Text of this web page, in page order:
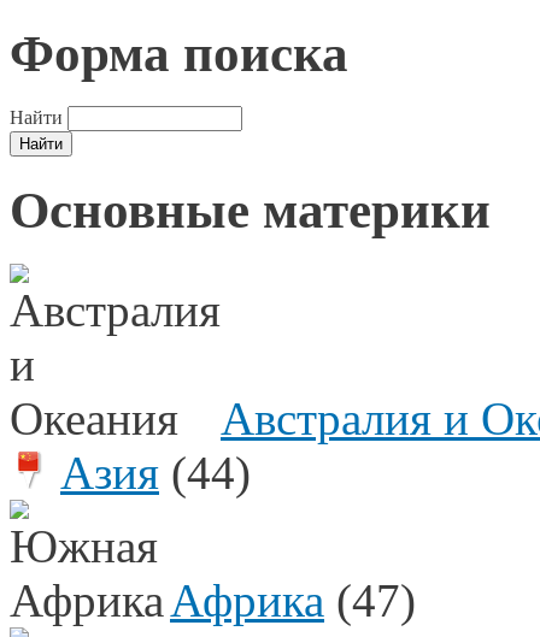
Форма поиска
Найти
Основные материки
Австралия и
Азия (44)
Африка (47)